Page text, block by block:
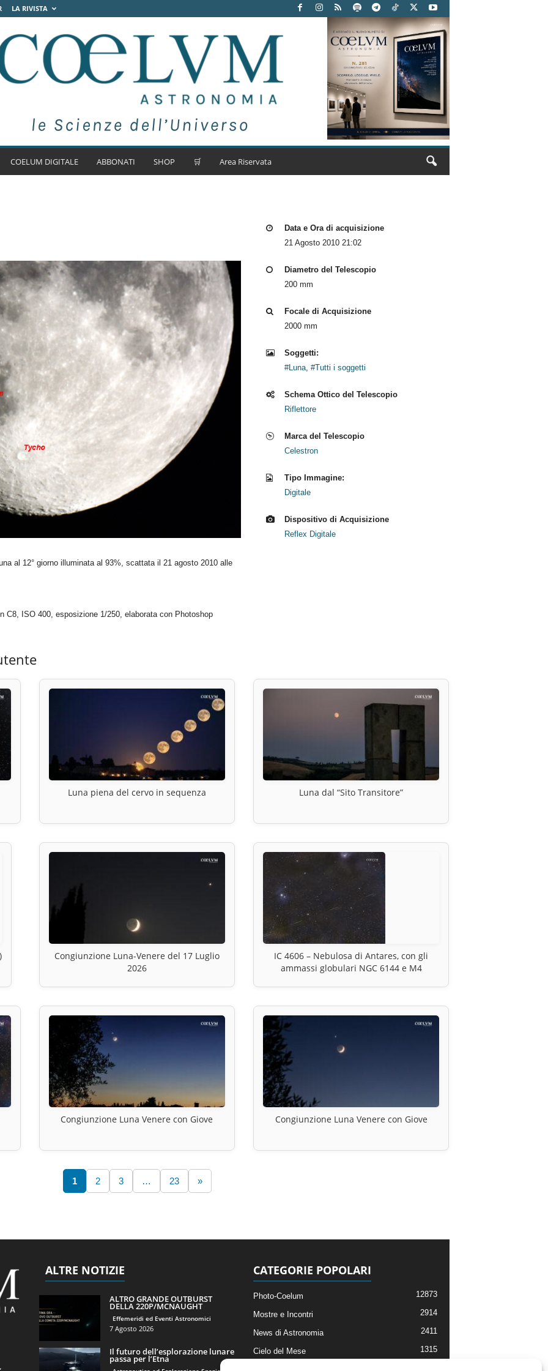
LA RIVISTA
COELUM DIGITALE ABBONATI SHOP 🛒 Area Riservata
al 12° giorno illuminata al 93%, scattata il 21 agosto 2010 alle
C8, ISO 400, esposizione 1/250, elaborata con Photoshop
Data e Ora di acquisizione
21 Agosto 2010 21:02
Diametro del Telescopio
200 mm
Focale di Acquisizione
2000 mm
Soggetti:
#Luna, #Tutti i soggetti
Schema Ottico del Telescopio
Riflettore
Marca del Telescopio
Celestron
Tipo Immagine:
Digitale
Dispositivo di Acquisizione
Reflex Digitale
Luna piena del cervo in sequenza Luna dal “Sito Transitore”
Congiunzione Luna-Venere del 17 Luglio
2026
IC 4606 – Nebulosa di Antares, con gli
ammassi globulari NGC 6144 e M4
Congiunzione Luna Venere con Giove Congiunzione Luna Venere con Giove
1 2 3 … 23 »
ALTRE NOTIZIE
ALTRO GRANDE OUTBURST
DELLA 220P/MCNAUGHT
Effemeridi ed Eventi Astronomici
7 Agosto 2026
Il futuro dell’esplorazione lunare
passa per l’Etna
CATEGORIE POPOLARI
Photo-Coelum 12873
Mostre e Incontri 2914
News di Astronomia 2411
Cielo del Mese 1315